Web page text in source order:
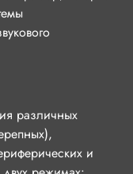
различных
и